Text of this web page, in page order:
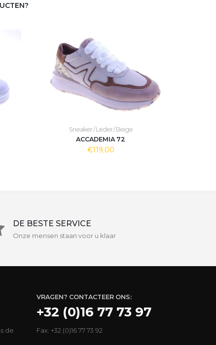
Sneaker / Leder / Beige
ACCADEMIA 72
€119,00
DE BESTE SERVICE
Onze mensen staan voor u klaar
de
VRAGEN? CONTACTEER ONS:
+32 (0)16 77 73 97
Fax: +32 (0)16 77 73 92